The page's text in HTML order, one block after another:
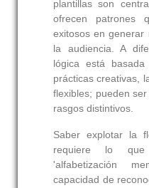
plantillas son
ofrecen patrones
exitosos en generar
la audiencia. A
lógica está
prácticas creativas,
flexibles; pueden
rasgos distintivos.
Saber explotar la
requiere lo
'alfabetización
capacidad de